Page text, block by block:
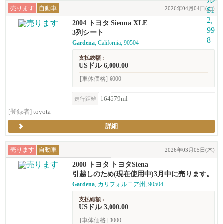
売ります 自動車 2026年04月04日(土)
2004 トヨタ Sienna XLE
3列シート
Gardena, California, 90504
支払総額 :
USドル 6,000.00
[車体価格] 6000
走行距離
164679ml
[登録者] toyota
詳細
売ります 自動車 2026年03月05日(木)
2008 トヨタ トヨタSiena
引越しのため(現在使用中)3月中に売ります。
Gardena, カリフォルニア州, 90504
支払総額 :
USドル 3,000.00
[車体価格] 3000